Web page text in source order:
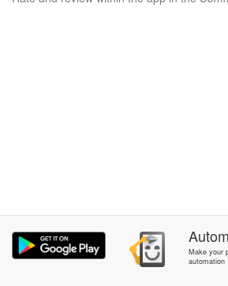
Make your
automation